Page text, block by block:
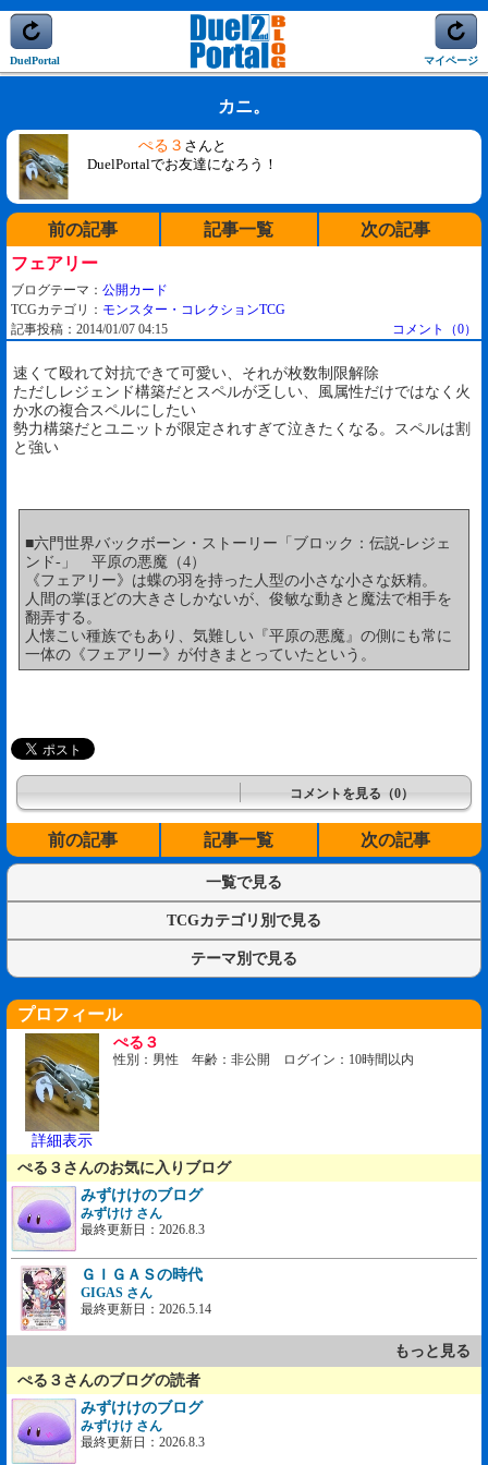
DuelPortal マイページ
カニ。
ぺる３ さんと
DuelPortalでお友達になろう！
前の記事 記事一覧
次の記事
フェアリー
ブログテーマ： 公開カード
TCGカテゴリ： モンスター・コレクションTCG
記事投稿：2014/01/07 04:15
コメント（0）
速くて殴れて対抗できて可愛い、それが枚数制限解除
ただしレジェンド構築だとスペルが乏しい、風属性だけではなく火
か水の複合スペルにしたい
勢力構築だとユニットが限定されすぎて泣きたくなる。スペルは割
と強い
■六門世界バックボーン・ストーリー「ブロック：伝説-レジェ
ンド-」 平原の悪魔（4）
《フェアリー》は蝶の羽を持った人型の小さな小さな妖精。
人間の掌ほどの大きさしかないが、俊敏な動きと魔法で相手を
翻弄する。
人懐こい種族でもあり、気難しい『平原の悪魔』の側にも常に
一体の《フェアリー》が付きまとっていたという。
コメントを見る（0）
前の記事 記事一覧 次の記事
一覧で見る
TCGカテゴリ別で見る
テーマ別で見る
プロフィール
詳細表示
ぺる３
性別：男性 年齢：非公開 ログイン：10時間以内
ぺる３さんのお気に入りブログ
みずけけのブログ
みずけけ さん
最終更新日：2026.8.3
ＧＩＧＡＳの時代
GIGAS さん
最終更新日：2026.5.14
もっと見る
ぺる３さんのブログの読者
みずけけのブログ
みずけけ さん
最終更新日：2026.8.3